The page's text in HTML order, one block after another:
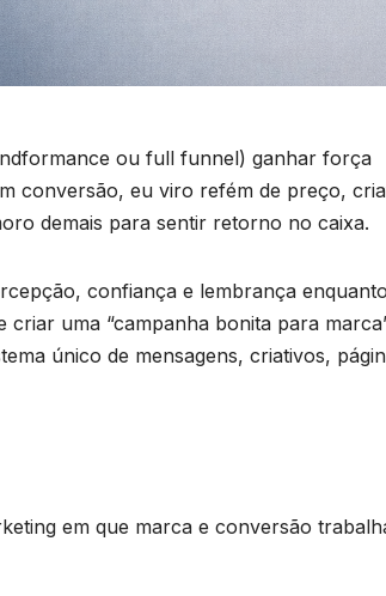
ou full funnel) ganhar força
conversão, eu viro refém de preço,
demais para sentir retorno no caixa.
confiança e lembrança enquanto
uma “campanha bonita para
único de mensagens, criativos,
em que marca e conversão